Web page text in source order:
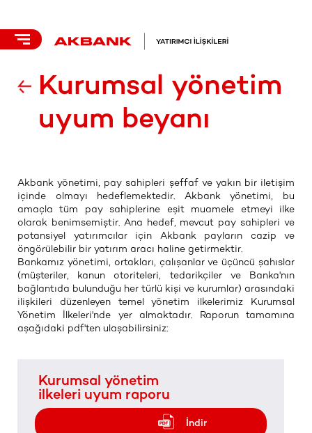
Kurumsal yönetim
uyum beyanı
Akbank yönetimi, pay sahipleri şeffaf ve yakın bir iletişim
içinde olmayı​ hedeflemektedir. Akbank yönetimi, bu
amaçla tüm pay sahiplerine eşit muamele etmeyi ilke
olarak benimsemiştir. Ana hedef, mevcut pay sahipleri ve
potansiyel yatırımcılar için Akbank payların cazip ve
öngörülebilir bir yatırım aracı haline getirmektir.
Bankamız yönetimi, ortakları, çalışanlar ve üçüncü şahıslar
(müşteriler, kanun otoriteleri, tedarikçiler ve Banka'nın
bağlantıda bulunduğu her türlü kişi ve kurumlar) arasındaki
ilişkileri düzenleyen temel yönetim ilkelerimiz Kurumsal
Yönetim İlkeleri'nde yer almaktadır. Raporun tamamına
aşağıdaki pdf'ten ulaşabilirsiniz:
Kurumsal yönetim
ilkeleri uyum raporu
İndir